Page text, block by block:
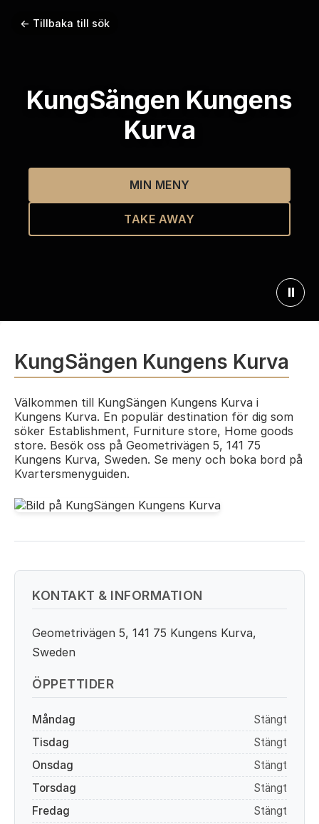
← Tillbaka till sök
KungSängen Kungens
Kurva
MIN MENY
TAKE AWAY
⏸
KungSängen Kungens Kurva
Välkommen till KungSängen Kungens Kurva i
Kungens Kurva. En populär destination för dig som
söker Establishment, Furniture store, Home goods
store. Besök oss på Geometrivägen 5, 141 75
Kungens Kurva, Sweden. Se meny och boka bord på
Kvartersmenyguiden.
KONTAKT & INFORMATION
Geometrivägen 5, 141 75 Kungens Kurva,
Sweden
ÖPPETTIDER
Måndag
Stängt
Tisdag
Stängt
Onsdag
Stängt
Torsdag
Stängt
Fredag
Stängt